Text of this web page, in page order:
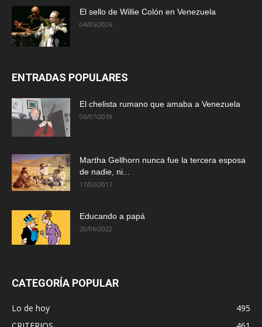
El sello de Willie Colón en Venezuela
04/05/2026
ENTRADAS POPULARES
El chelista rumano que amaba a Venezuela
06/07/2019
Martha Gellhorn nunca fue la tercera esposa
de nadie, ni...
17/03/2017
Educando a papá
20/06/2022
CATEGORÍA POPULAR
Lo de hoy
495